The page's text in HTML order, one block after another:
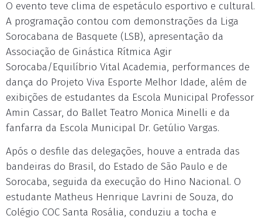
O evento teve clima de espetáculo esportivo e cultural.
A programação contou com demonstrações da Liga
Sorocabana de Basquete (LSB), apresentação da
Associação de Ginástica Rítmica Agir
Sorocaba/Equilíbrio Vital Academia, performances de
dança do Projeto Viva Esporte Melhor Idade, além de
exibições de estudantes da Escola Municipal Professor
Amin Cassar, do Ballet Teatro Monica Minelli e da
fanfarra da Escola Municipal Dr. Getúlio Vargas.
Após o desfile das delegações, houve a entrada das
bandeiras do Brasil, do Estado de São Paulo e de
Sorocaba, seguida da execução do Hino Nacional. O
estudante Matheus Henrique Lavrini de Souza, do
Colégio COC Santa Rosália, conduziu a tocha e